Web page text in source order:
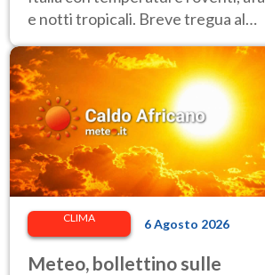
e notti tropicali. Breve tregua al
Nord.
CLIMA 6 Agosto 2026
Meteo, bollettino sulle